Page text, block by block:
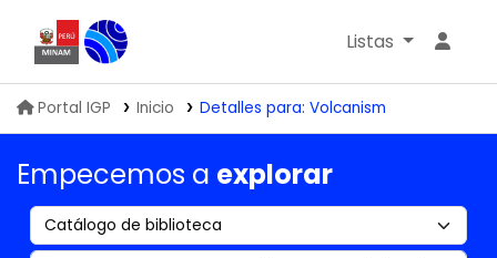
Biblioteca IGP
Listas
Portal IGP Inicio Detalles para: Volcanism
Empecemos a explorar